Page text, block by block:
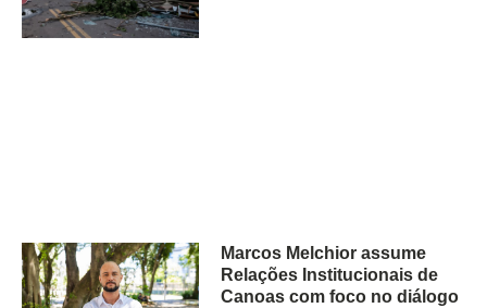
Marcos Melchior assume
Relações Institucionais de
Canoas com foco no diálogo